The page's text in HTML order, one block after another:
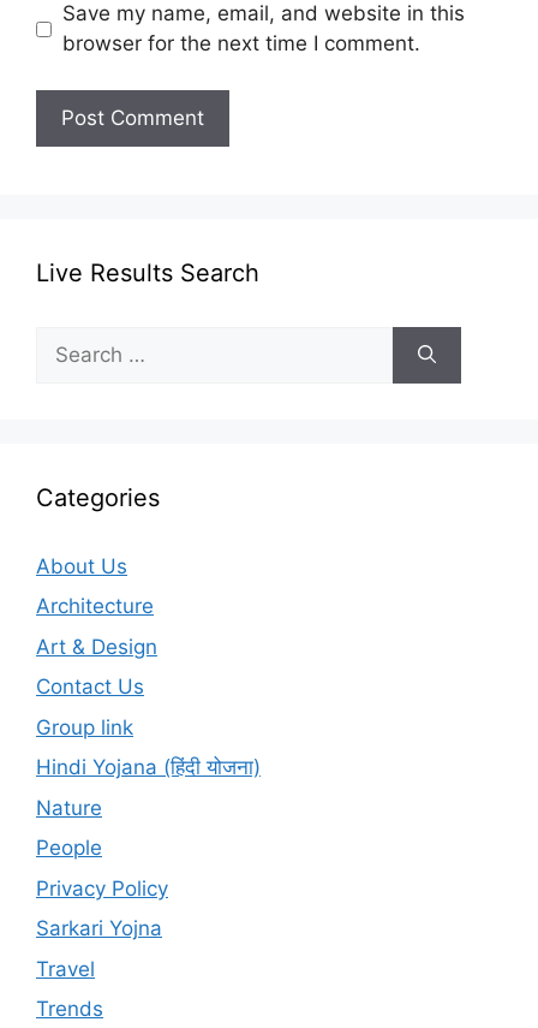
Save my name, email, and website in this
browser for the next time I comment.
Live Results Search
for:
Categories
About Us
Architecture
Art & Design
Contact Us
Group link
Hindi Yojana (हिंदी योजना)
Nature
People
Privacy Policy
Sarkari Yojna
Travel
Trends